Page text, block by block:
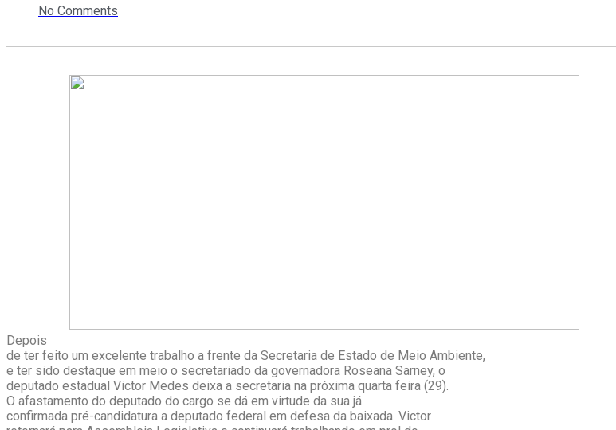
No Comments
Depois
de ter feito um excelente trabalho a frente da Secretaria de Estado de Meio Ambiente,
e ter sido destaque em meio o secretariado da governadora Roseana Sarney, o
deputado estadual Victor Medes deixa a secretaria na próxima quarta feira (29).
O afastamento do deputado do cargo se dá em virtude da sua já
confirmada pré-candidatura a deputado federal em defesa da baixada. Victor